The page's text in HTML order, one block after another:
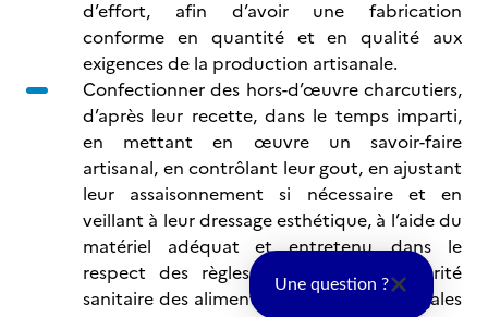
d’effort, afin d’avoir une fabrication
conforme en quantité et en qualité aux
exigences de la production artisanale.
Confectionner des hors-d’œuvre charcutiers,
d’après leur recette, dans le temps imparti,
en mettant en œuvre un savoir-faire
artisanal, en contrôlant leur gout, en ajustant
leur assaisonnement si nécessaire et en
veillant à leur dressage esthétique, à l’aide du
matériel adéquat et entretenu, dans le
respect des règles d’hygiène, de sécurité
sanitaire des aliments, des obligations légales
Une question ?